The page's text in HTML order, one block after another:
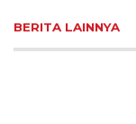
BERITA LAINNYA